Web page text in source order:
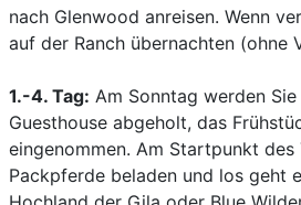
nach Glenwood anreisen. Wenn
auf der Ranch übernachten (ohne
1.-4. Tag: Am Sonntag werden
Guesthouse abgeholt, das
eingenommen. Am Startpunkt des
Packpferde beladen und los geht